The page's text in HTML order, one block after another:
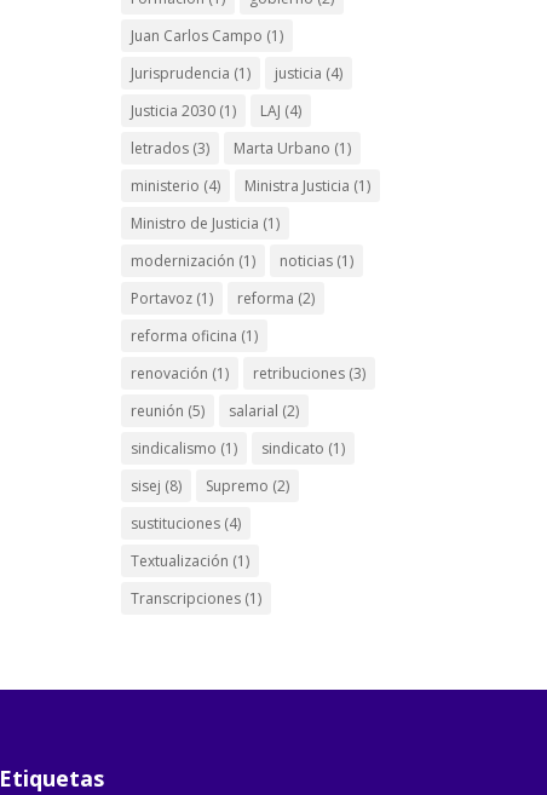
Juan Carlos Campo (1)
Jurisprudencia (1) justicia (4)
Justicia 2030 (1) LAJ (4)
letrados (3) Marta Urbano (1)
ministerio (4) Ministra Justicia (1)
Ministro de Justicia (1)
modernización (1) noticias (1)
Portavoz (1) reforma (2)
reforma oficina (1)
renovación (1) retribuciones (3)
reunión (5) salarial (2)
sindicalismo (1) sindicato (1)
sisej (8) Supremo (2)
sustituciones (4)
Textualización (1)
Transcripciones (1)
Etiquetas